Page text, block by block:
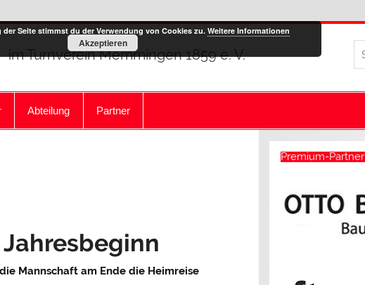
im Turnverein Memmingen 1859 e. V.
Abteilung Partner
Mannschaft am Ende die Heimreise
Premium-Partner
Seite stimmst du der Verwendung von Cookies zu. Weitere Informationen
Akzeptieren